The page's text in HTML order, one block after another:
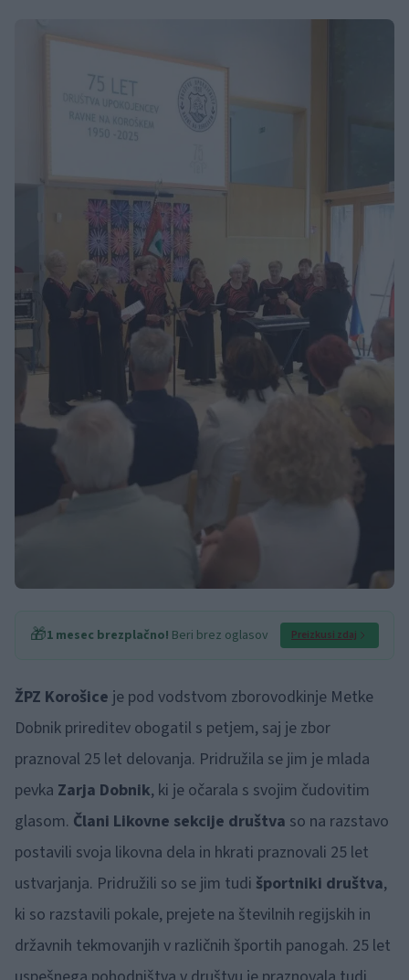
🎁1 mesec brezplačno! Beri brez oglasov Preizkusi zdaj
ŽPZ Korošice je pod vodstvom zborovodkinje Metke
Dobnik prireditev obogatil s petjem, saj je zbor
praznoval 25 let delovanja. Pridružila se jim je mlada
pevka Zarja Dobnik, ki je očarala s svojim čudovitim
glasom. Člani Likovne sekcije društva so na razstavo
postavili svoja likovna dela in hkrati praznovali 25 let
ustvarjanja. Pridružili so se jim tudi športniki društva,
ki so razstavili pokale, prejete na številnih regijskih in
državnih tekmovanjih v različnih športih panogah. 25 let